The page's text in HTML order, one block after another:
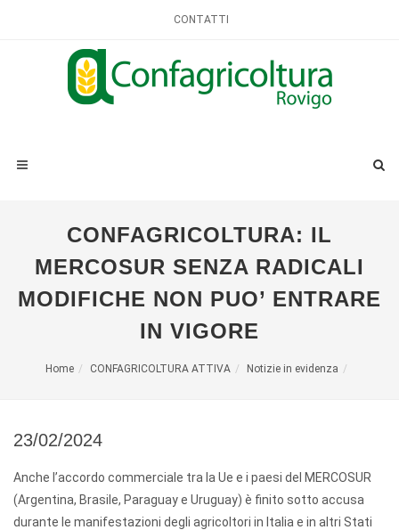
CONTATTI
CONFAGRICOLTURA: IL
MERCOSUR SENZA RADICALI
MODIFICHE NON PUO’ ENTRARE
IN VIGORE
Home CONFAGRICOLTURA ATTIVA Notizie in evidenza
23/02/2024
Anche l’accordo commerciale tra la Ue e i paesi del MERCOSUR
(Argentina, Brasile, Paraguay e Uruguay) è finito sotto accusa
durante le manifestazioni degli agricoltori in Italia e in altri Stati